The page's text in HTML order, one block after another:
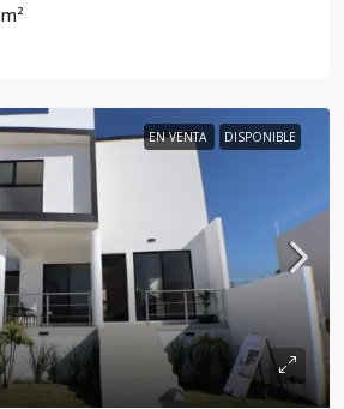
m²
EN VENTA DISPONIBLE